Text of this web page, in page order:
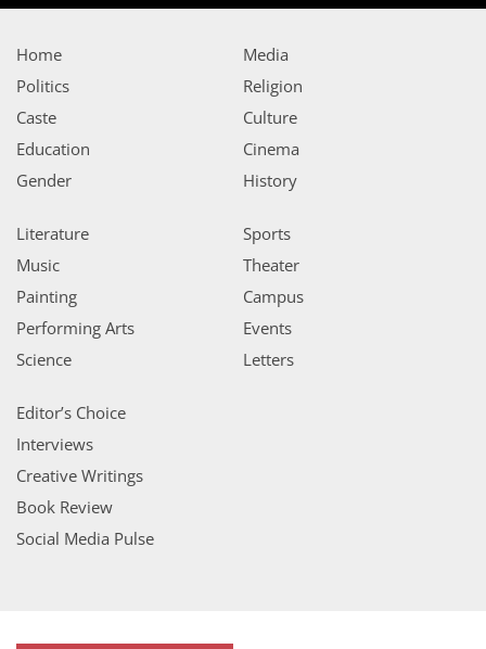
Home
Politics
Caste
Education
Gender
Media
Religion
Culture
Cinema
History
Literature
Music
Painting
Performing Arts
Science
Sports
Theater
Campus
Events
Letters
Editor’s Choice
Interviews
Creative Writings
Book Review
Social Media Pulse